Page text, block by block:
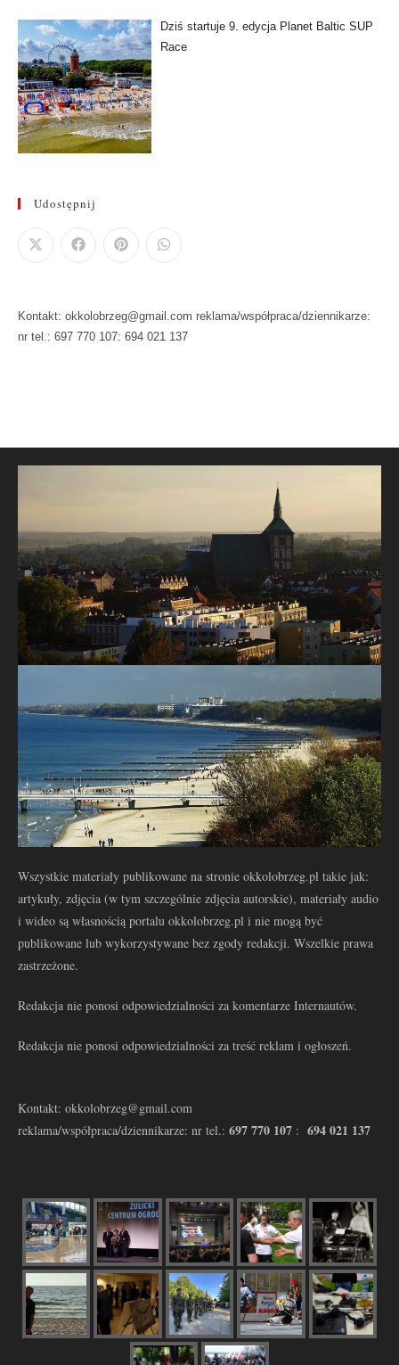
Dziś startuje 9. edycja Planet Baltic SUP
Race
Udostępnij
Kontakt: okkolobrzeg@gmail.com reklama/współpraca/dziennikarze:
nr tel.: 697 770 107: 694 021 137
Wszystkie materiały publikowane na stronie okkolobrzeg.pl takie jak:
artykuły, zdjęcia (w tym szczególnie zdjęcia autorskie), materiały audio
i wideo są własnością portalu okkolobrzeg.pl i nie mogą być
publikowane lub wykorzystywane bez zgody redakcji. Wszelkie prawa
zastrzeżone.
Redakcja nie ponosi odpowiedzialności za komentarze Internautów.
Redakcja nie ponosi odpowiedzialności za treść reklam i ogłoszeń.
Kontakt: okkolobrzeg@gmail.com
reklama/współpraca/dziennikarze: nr tel.: 697 770 107 : 694 021 137